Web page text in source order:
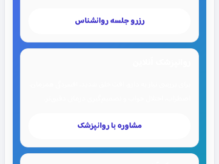
رزرو جلسه روانشناس
مشاوره با روانپزشک